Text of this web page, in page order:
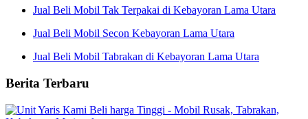
Jual Beli Mobil Tak Terpakai di Kebayoran Lama Utara
Jual Beli Mobil Secon Kebayoran Lama Utara
Jual Beli Mobil Tabrakan di Kebayoran Lama Utara
Berita Terbaru